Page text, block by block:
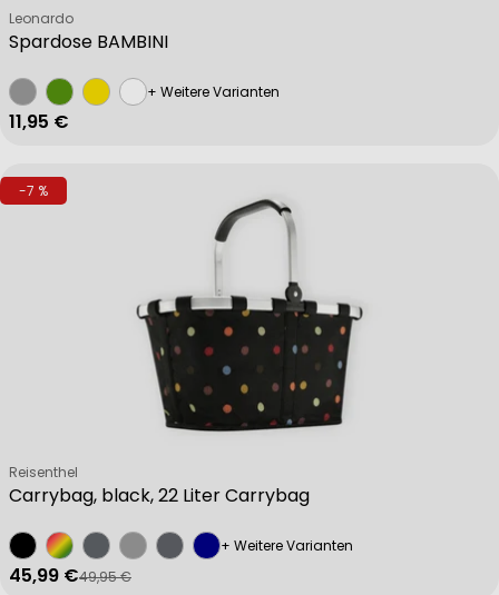
Spardose BAMBINI
Verkäufer:
Leonardo
+ Weitere Varianten
Regulärer Preis
11,95 €
-7 %
Carrybag, black, 22 Liter Carrybag
Verkäufer:
Reisenthel
+ Weitere Varianten
Verkaufspreis
45,99 €
Regulärer Preis
49,95 €